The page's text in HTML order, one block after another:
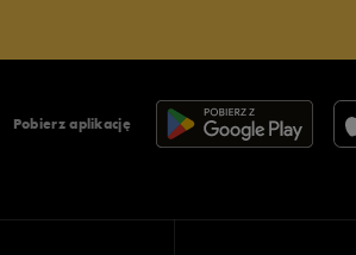
Pobierz aplikację